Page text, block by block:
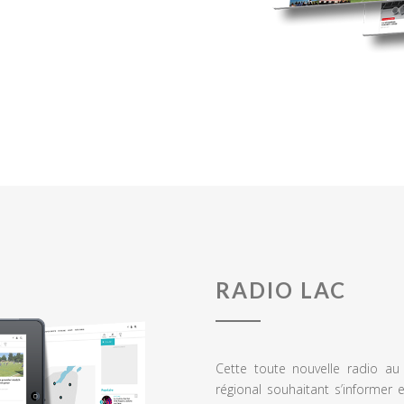
RADIO LAC
Cette toute nouvelle radio
régional souhaitant